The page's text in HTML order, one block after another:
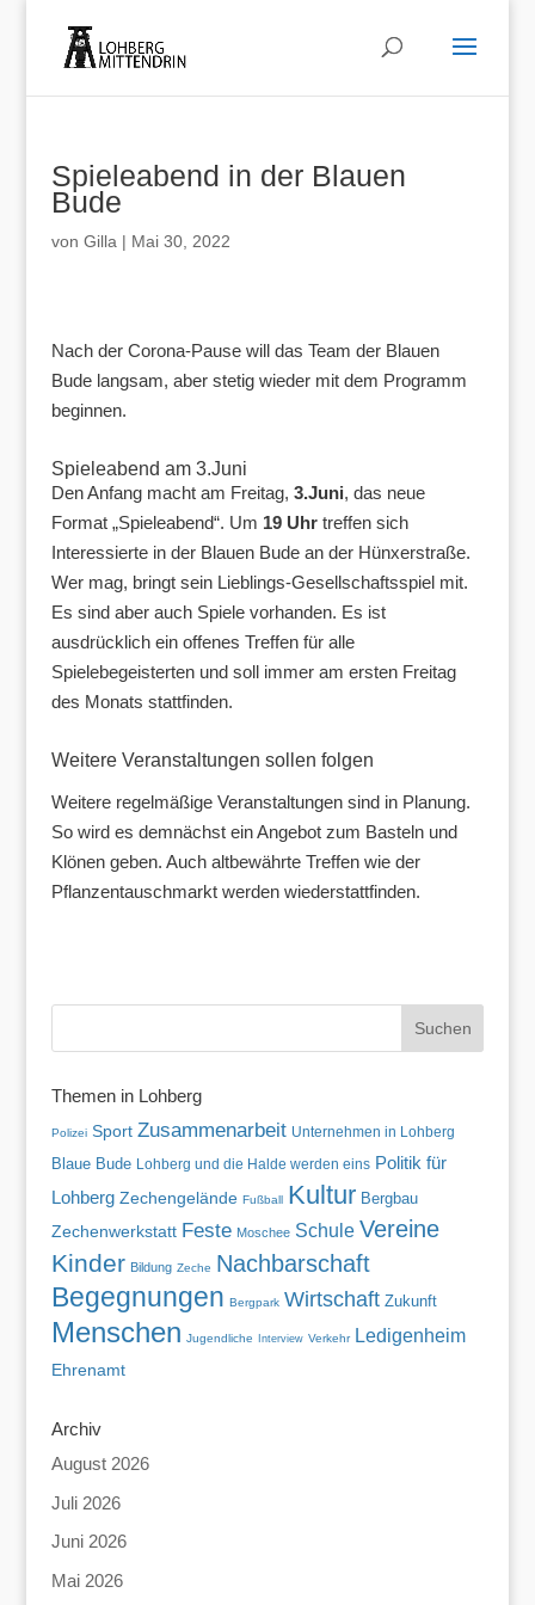
Spieleabend in der Blauen
Bude
von Gilla | Mai 30, 2022
Nach der Corona-Pause will das Team der Blauen
Bude langsam, aber stetig wieder mit dem Programm
beginnen.
Spieleabend am 3.Juni
Den Anfang macht am Freitag, 3.Juni, das neue
Format „Spieleabend“. Um 19 Uhrtreffen sich
Interessierte in der Blauen Bude an der Hünxerstraße.
Wer mag, bringt sein Lieblings-Gesellschaftsspiel mit.
Es sind aber auch Spiele vorhanden. Es ist
ausdrücklich ein offenes Treffen für alle
Spielebegeisterten und soll immer am ersten Freitag
des Monats stattfinden.
Weitere Veranstaltungen sollen folgen
Weitere regelmäßige Veranstaltungen sind in Planung.
So wird es demnächst ein Angebot zum Basteln und
Klönen geben. Auch altbewährte Treffen wie der
Pflanzentauschmarkt werden wiederstattfinden.
Themen in Lohberg
Polizei Sport Zusammenarbeit Unternehmen in Lohberg
Blaue Bude Lohberg und die Halde werden eins Politik für
Lohberg Zechengelände Fußball Kultur Bergbau
Zechenwerkstatt Feste Moschee Schule Vereine
Kinder Bildung Zeche Nachbarschaft
Begegnungen Bergpark Wirtschaft Zukunft
Menschen Jugendliche Interview Verkehr Ledigenheim
Ehrenamt
Archiv
August 2026
Juli 2026
Juni 2026
Mai 2026